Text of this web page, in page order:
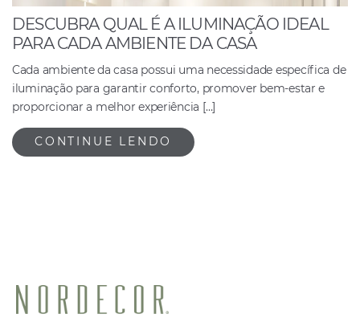
DESCUBRA QUAL É A ILUMINAÇÃO IDEAL
PARA CADA AMBIENTE DA CASA
Cada ambiente da casa possui uma necessidade específica de
iluminação para garantir conforto, promover bem-estar e
proporcionar a melhor experiência […]
CONTINUE LENDO